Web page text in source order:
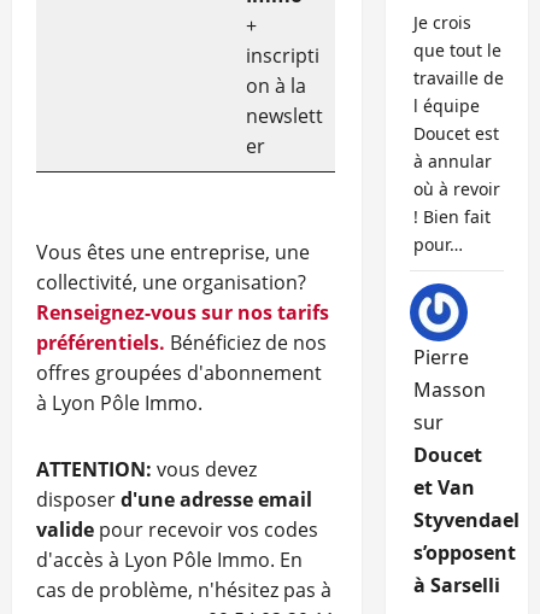
+
inscripti
on à la
newslett
er
Vous êtes une entreprise, une
collectivité, une organisation?
Renseignez-vous sur nos tarifs
préférentiels. Bénéficiez de nos
offres groupées d'abonnement
à Lyon Pôle Immo.
ATTENTION: vous devez
disposerd'une adresse email
valide pour recevoir vos codes
d'accès à Lyon Pôle Immo. En
cas de problème, n'hésitez pas à
Je crois
que tout le
travaille de
l équipe
Doucet est
à annular
où à revoir
! Bien fait
pour…
Pierre
Masson
sur
Doucet
et Van
Styvendael
s’opposent
à Sarselli